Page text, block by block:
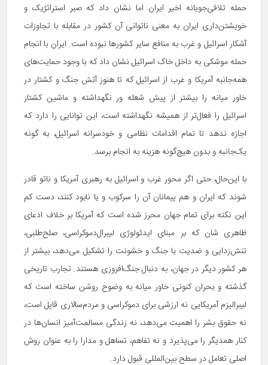
حمله تلافی‌جویانه اخیر ایران اما نشان داد که صبر استراتژیک و
خویشتن‌داری ایران به معنی ناتوانی آن کشور در مقابله با تجاوزات
آشکار اسرائیل و غرب به منافع سایر کشورها نبوده است. ایران با انجام
حمله موشکی به داخل خاک اسرائیل نشان داد که با وجود حمایت‌های
همه‌جانبه آمریکا و غرب از اسرائیل که تا هنوز آتش جنگ و کشتار در
خاور میانه را بیشتر از پیش شعله ور نگهداشته و ماشین کشتار
اسرائیل را فعال‌تر از همیشه نگهداشته است، این توانایی را دارد که
اجازه ندهد تا تمام اقدامات نظامی و خودسرانه اسرائیل، به گونه
یک‌جانبه و بدون هیچ‌گونه هزینه به انجام برسد.
با این‌حال، حتی اگر محور غرب و اسرائیل به رهبری آمریکا و ناتو قادر
شوند که ایران و هم پیمانان آن را سرکوب و یا نابود کنند، دست کم
این نکته برای تمام جهان محرز شده است که آمریکا بر خلاف ادعای
ظاهری شان که بر مبنای ایدئولوژی لیبرال‌دموکراسی، صلح‌طلبی،
تنش‌زدایی و ضدیت با جنگ و خشونت را تشکیل می‌دهد، بیشتر از
هر کشور دیگر در جهان، به دنبال جنگ‌افروزی هستند. تجارب تاریخی
گذشته و بحران کنونی خاور میانه به وضوح روشن ساخته است که
لیبرالیزم آمریکایی نه ارزشی برای دموکراسی و مردم‌سالاری قایل است،
نه حقوق بشر را اهمیت می‌دهد، نه زندگی مسالمت‌آمیز انسان‌ها در
کنار همدیگر را می‌پذیرد و نه تفاهم، تساهل و مدارا را به عنوان روش
اصلی تعامل در سطح بین‌المللی قبول دارد.